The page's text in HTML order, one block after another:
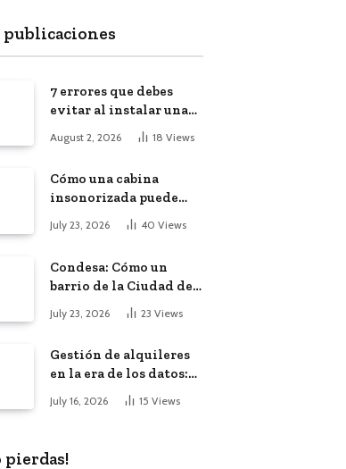
7 errores que debes
evitar al instalar una
red, cámaras o equipos
tecnológicos en una
August 2, 2026 18 Views
Cómo una cabina
insonorizada puede
productividad de tu
July 23, 2026 40 Views
Condesa: Cómo un
barrio de la Ciudad de
México atrajo a
trabajadores remotos
July 23, 2026 23 Views
Gestión de alquileres
en la era de los datos:
El impacto de la
inteligencia artificial
July 16, 2026 15 Views
pierdas!